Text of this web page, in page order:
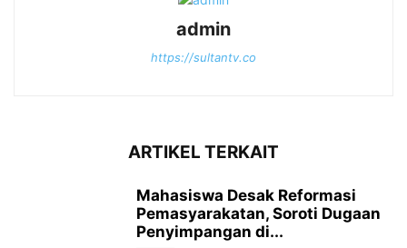
admin
https://sultantv.co
ARTIKEL TERKAIT
Mahasiswa Desak Reformasi
Pemasyarakatan, Soroti Dugaan
Penyimpangan di...